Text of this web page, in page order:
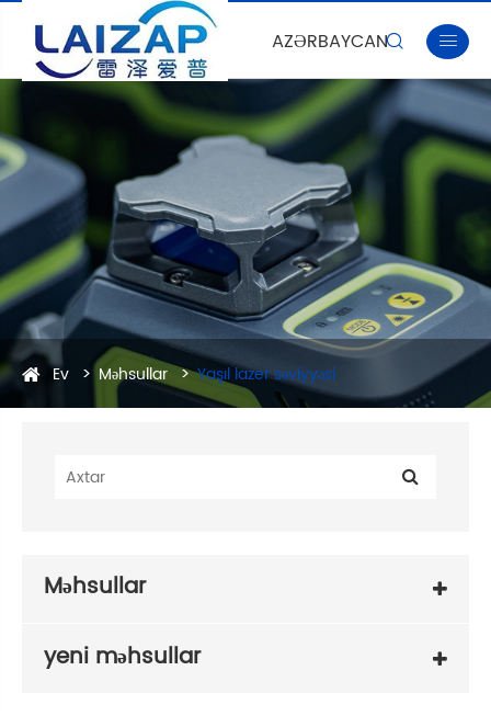
AZƏRBAYCAN 
Ev Məhsullar Yaşıl lazer səviyyəsi
Məhsullar
yeni məhsullar